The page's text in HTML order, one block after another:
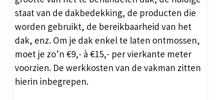
staat van de dakbedekking, de producten die
worden gebruikt, de bereikbaarheid van het
dak, enz. Om je dak enkel te laten ontmossen,
moet je zo’n €9,- à €15,- per vierkante meter
voorzien. De werkkosten van de vakman zitten
hierin inbegrepen.